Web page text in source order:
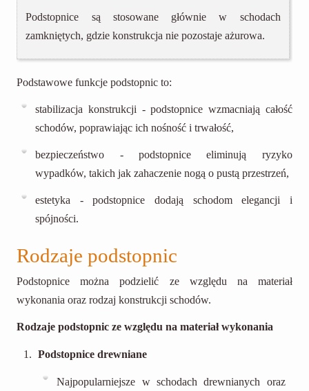
Podstopnice są stosowane głównie w schodach
zamkniętych, gdzie konstrukcja nie pozostaje ażurowa.
Podstawowe funkcje podstopnic to:
stabilizacja konstrukcji - podstopnice wzmacniają całość
schodów, poprawiając ich nośność i trwałość,
bezpieczeństwo - podstopnice eliminują ryzyko
wypadków, takich jak zahaczenie nogą o pustą przestrzeń,
estetyka - podstopnice dodają schodom elegancji i
spójności.
Rodzaje podstopnic
Podstopnice można podzielić ze względu na materiał
wykonania oraz rodzaj konstrukcji schodów.
Rodzaje podstopnic ze względu na materiał wykonania
Podstopnice drewniane
Najpopularniejsze w schodach drewnianych oraz